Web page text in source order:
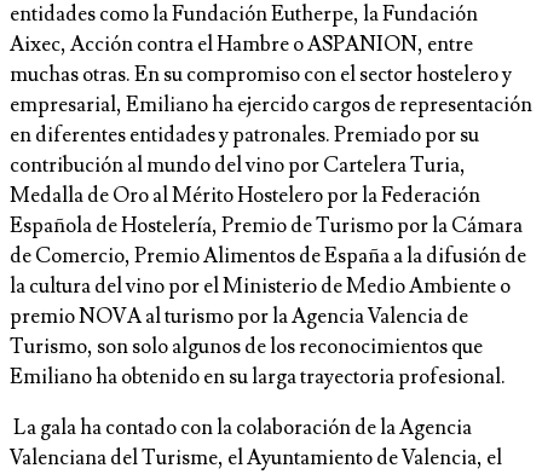
entidades como la Fundación Eutherpe, la Fundación
Aixec, Acción contra el Hambre o ASPANION, entre
muchas otras. En su compromiso con el sector hostelero y
empresarial, Emiliano ha ejercido cargos de representación
en diferentes entidades y patronales. Premiado por su
contribución al mundo del vino por Cartelera Turia,
Medalla de Oro al Mérito Hostelero por la Federación
Española de Hostelería, Premio de Turismo por la Cámara
de Comercio, Premio Alimentos de España a la difusión de
la cultura del vino por el Ministerio de Medio Ambiente o
premio NOVA al turismo por la Agencia Valencia de
Turismo, son solo algunos de los reconocimientos que
Emiliano ha obtenido en su larga trayectoria profesional.
La gala ha contado con la colaboración de la Agencia
Valenciana del Turisme, el Ayuntamiento de Valencia, el